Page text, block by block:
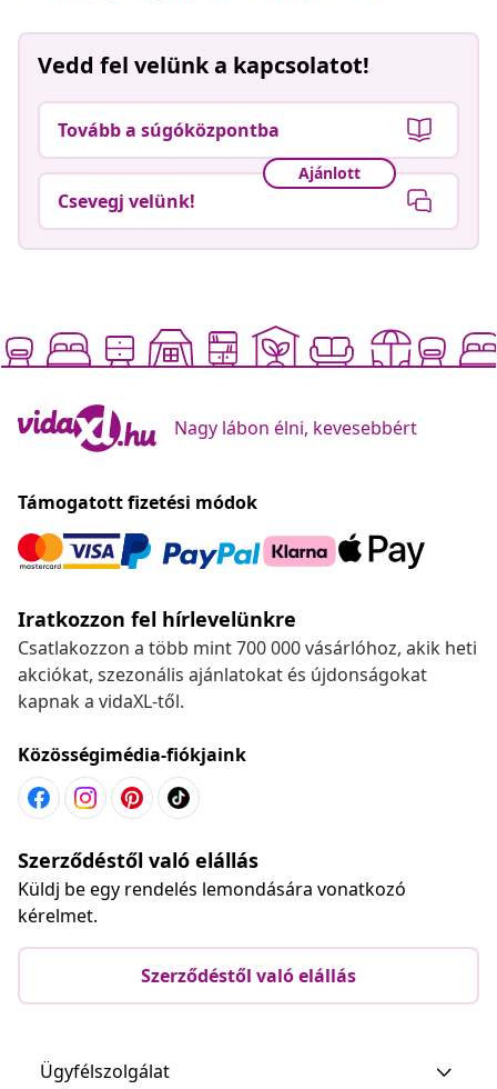
Vedd fel velünk a kapcsolatot!
Tovább a súgóközpontba
Ajánlott
Csevegj velünk!
Nagy lábon élni, kevesebbért
Támogatott fizetési módok
Iratkozzon fel hírlevelünkre
Csatlakozzon a több mint 700 000 vásárlóhoz, akik heti
akciókat, szezonális ajánlatokat és újdonságokat
kapnak a vidaXL-től.
Közösségimédia-fiókjaink
Szerződéstől való elállás
Küldj be egy rendelés lemondására vonatkozó
kérelmet.
Szerződéstől való elállás
Ügyfélszolgálat